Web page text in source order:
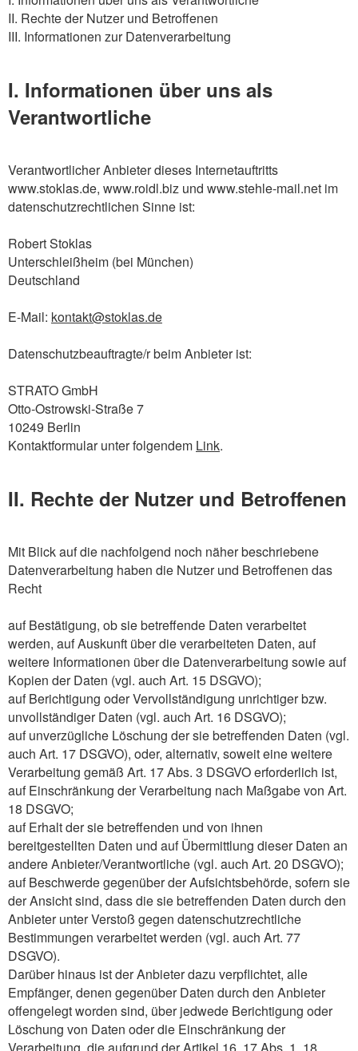
II. Rechte der Nutzer und Betroffenen
III. Informationen zur Datenverarbeitung
I. Informationen über uns als
Verantwortliche
Verantwortlicher Anbieter dieses Internetauftritts
www.stoklas.de, www.roidl.biz und www.stehle-mail.net im
datenschutzrechtlichen Sinne ist:
Robert Stoklas
Unterschleißheim (bei München)
Deutschland
E-Mail: kontakt@stoklas.de
Datenschutzbeauftragte/r beim Anbieter ist:
STRATO GmbH
Otto-Ostrowski-Straße 7
10249 Berlin
Kontaktformular unter folgendem Link.
II. Rechte der Nutzer und Betroffenen
Mit Blick auf die nachfolgend noch näher beschriebene
Datenverarbeitung haben die Nutzer und Betroffenen das
Recht
auf Bestätigung, ob sie betreffende Daten verarbeitet
werden, auf Auskunft über die verarbeiteten Daten, auf
weitere Informationen über die Datenverarbeitung sowie auf
Kopien der Daten (vgl. auch Art. 15 DSGVO);
auf Berichtigung oder Vervollständigung unrichtiger bzw.
unvollständiger Daten (vgl. auch Art. 16 DSGVO);
auf unverzügliche Löschung der sie betreffenden Daten (vgl.
auch Art. 17 DSGVO), oder, alternativ, soweit eine weitere
Verarbeitung gemäß Art. 17 Abs. 3 DSGVO erforderlich ist,
auf Einschränkung der Verarbeitung nach Maßgabe von Art.
18 DSGVO;
auf Erhalt der sie betreffenden und von ihnen
bereitgestellten Daten und auf Übermittlung dieser Daten an
andere Anbieter/Verantwortliche (vgl. auch Art. 20 DSGVO);
auf Beschwerde gegenüber der Aufsichtsbehörde, sofern sie
der Ansicht sind, dass die sie betreffenden Daten durch den
Anbieter unter Verstoß gegen datenschutzrechtliche
Bestimmungen verarbeitet werden (vgl. auch Art. 77
DSGVO).
Darüber hinaus ist der Anbieter dazu verpflichtet, alle
Empfänger, denen gegenüber Daten durch den Anbieter
offengelegt worden sind, über jedwede Berichtigung oder
Löschung von Daten oder die Einschränkung der